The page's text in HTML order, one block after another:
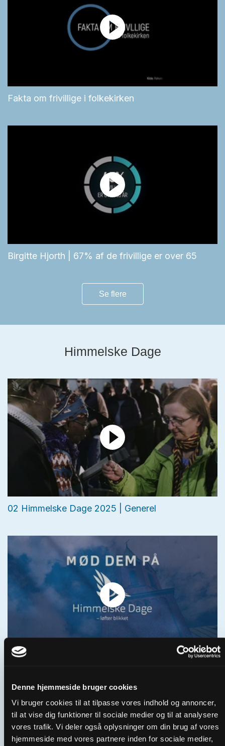
Denne hjemmeside bruger cookies
Vi bruger cookies til at tilpasse vores indhold og annoncer,
til at vise dig funktioner til sociale medier og til at analysere
vores trafik. Vi deler også oplysninger om din brug af vores
hjemmeside med vores partnere inden for sociale medier,
Fakta om frivillige i folkekirken
Birgitte Hjorth | 67% af de frivillige er over 65
Se flere
Himmelske Dage
02 Himmelske Dage 2025 | Generel